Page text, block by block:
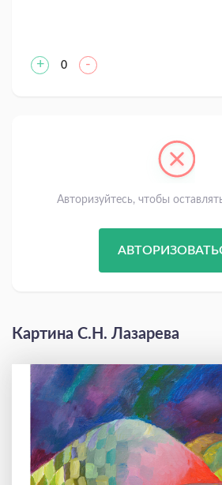
+ 0 -
Авторизуйтесь, чтобы
Картина С.Н. Лазарева